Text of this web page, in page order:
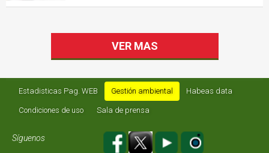
VER MAS
Estadisticas Pag. WEB Gestión ambiental Habeas data
Condiciones de uso Sala de prensa
Síguenos